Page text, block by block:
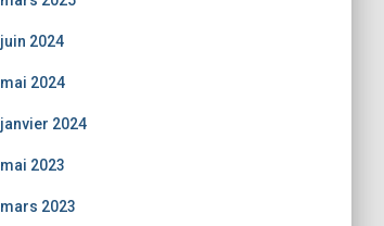
juin 2024
mai 2024
janvier 2024
mai 2023
mars 2023